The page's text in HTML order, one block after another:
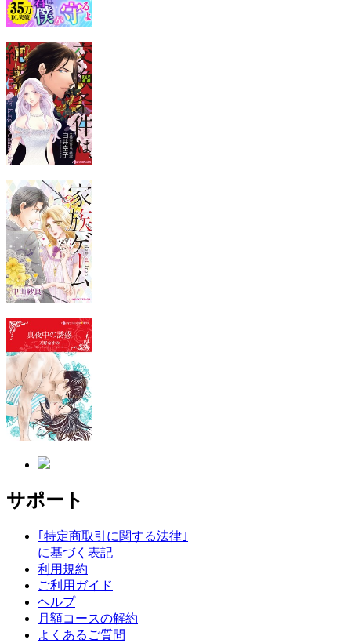
サポート
｢特定商取引に関する法律｣
に基づく表記
利用規約
ご利用ガイド
ヘルプ
月額コースの解約
よくあるご質問